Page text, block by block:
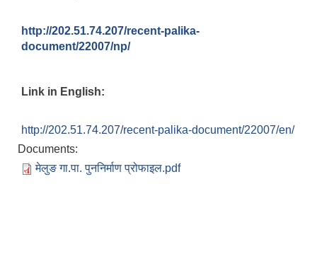
http://202.51.74.207/recent-palika-
document/22007/np/
Link in English:
http://202.51.74.207/recent-palika-document/22007/en/
Documents:
मेलुङ गा.पा. पुननिर्माण प्रोफाइल.pdf